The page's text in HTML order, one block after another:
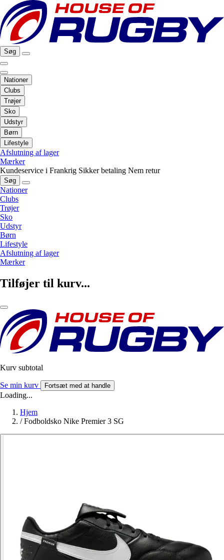
Søg
Nationer
Clubs
Trøjer
Sko
Udstyr
Børn
Lifestyle
Afslutning af lager
Mærker
Kundeservice i Frankrig Sikker betaling Nem retur
Søg
Nationer
Clubs
Trøjer
Sko
Udstyr
Børn
Lifestyle
Afslutning af lager
Mærker
Tilføjer til kurv...
Kurv subtotal
Se min kurv Fortsæt med at handle
Loading...
Hjem
/ Fodboldsko Nike Premier 3 SG